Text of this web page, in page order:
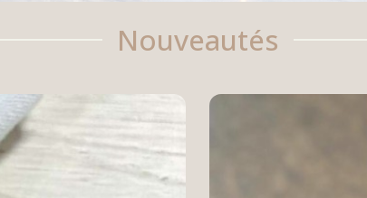
Nouveautés